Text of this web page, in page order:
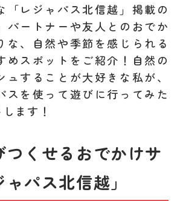
「レジャパス北信越」掲載の
パートナーや友人とのおでか
な、自然や季節を感じられる
めスポットをご紹介！自然の
ュすることが大好きな私が、
スを使って遊びに行ってみた
ます！
つくせるおでかけサ
パス北信越」